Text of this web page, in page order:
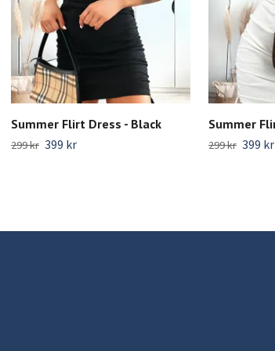
Summer Flirt Dress - Black
299 kr 399 kr
Summer
299 kr 399 kr